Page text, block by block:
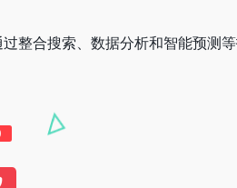
整合搜索、数据分析和智能预测